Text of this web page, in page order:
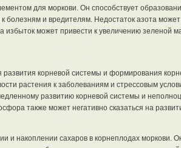
для моркови. Он способствует
болезням и вредителям. Недостаток азота может
избыток может привести к увеличению зеленой
корневой системы и формирования
растения к заболеваниям и стрессовым
развитию корневой системы и
также может негативно сказаться на
и накоплении сахаров в корнеплодах моркови.